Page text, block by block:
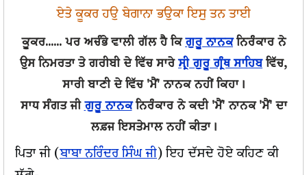
ਏਤੇ ਕੂਕਰ ਹਉ ਬੇਗਾਨਾ ਭਉਕਾ ਇਸੁ ਤਨ ਤਾਈ
ਕੂਕਰ...... ਪਰ ਅਚੰਭੇ ਵਾਲੀ ਗੱਲ ਹੈ ਕਿਗੁਰੂ ਨਾਨਕਨਿਰੰਕਾਰ ਨੇ
ਉਸ ਨਿਮਰਤਾ ਤੇ ਗਰੀਬੀ ਦੇ ਵਿੱਚ ਸਾਰੇਸ੍ਰੀ ਗੁਰੂ ਗ੍ਰੰਥ ਸਾਹਿਬਵਿੱਚ,
ਸਾਰੀ ਬਾਣੀ ਦੇ ਵਿੱਚ 'ਮੈਂ' ਨਾਨਕ ਨਹੀਂ ਕਿਹਾ।
ਸਾਧ ਸੰਗਤ ਜੀ ਗੁਰੂ ਨਾਨਕਨਿਰੰਕਾਰ ਨੇ ਕਦੀ 'ਮੈਂ' ਨਾਨਕ 'ਮੈਂ' ਦਾ
ਲਫ਼ਜ ਇਸਤੇਮਾਲ ਨਹੀਂ ਕੀਤਾ।
ਪਿਤਾ ਜੀ (ਬਾਬਾ ਨਰਿੰਦਰ ਸਿੰਘ ਜੀ ) ਇਹ ਦੱਸਦੇ ਹੋਏ ਕਹਿਣ ਕੀ